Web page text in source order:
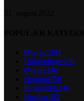
Øvrige1291
Udlændinge439
Øvrige346
Opinion256
Retspolitik246
Norden182